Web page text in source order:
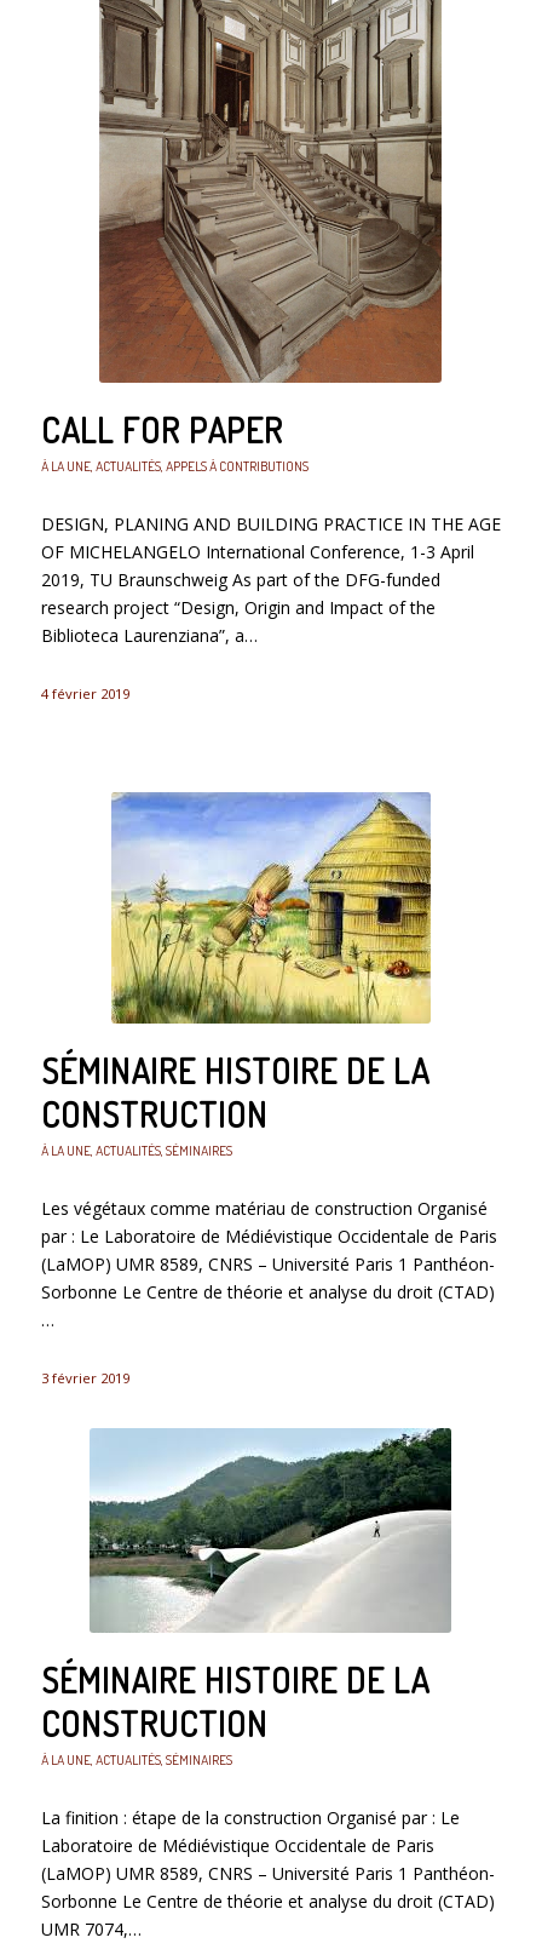
CALL FOR PAPER
À LA UNE, ACTUALITÉS, APPELS À CONTRIBUTIONS
DESIGN, PLANING AND BUILDING PRACTICE IN THE AGE
OF MICHELANGELO International Conference, 1-3 April
2019, TU Braunschweig As part of the DFG-funded
research project “Design, Origin and Impact of the
Biblioteca Laurenziana”, a…
4 février 2019
SÉMINAIRE HISTOIRE DE LA
CONSTRUCTION
À LA UNE, ACTUALITÉS, SÉMINAIRES
Les végétaux comme matériau de construction Organisé
par : Le Laboratoire de Médiévistique Occidentale de Paris
(LaMOP) UMR 8589, CNRS – Université Paris 1 Panthéon-
Sorbonne Le Centre de théorie et analyse du droit (CTAD)
…
3 février 2019
SÉMINAIRE HISTOIRE DE LA
CONSTRUCTION
À LA UNE, ACTUALITÉS, SÉMINAIRES
La finition : étape de la construction Organisé par : Le
Laboratoire de Médiévistique Occidentale de Paris
(LaMOP) UMR 8589, CNRS – Université Paris 1 Panthéon-
Sorbonne Le Centre de théorie et analyse du droit (CTAD)
UMR 7074,…